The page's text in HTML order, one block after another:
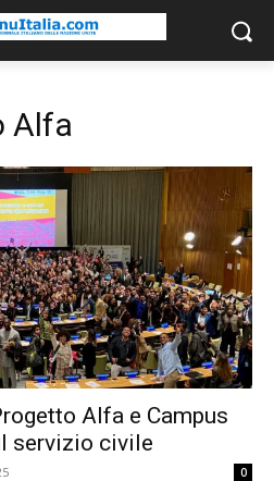
Alfa
Alfa e Campus
servizio civile
0